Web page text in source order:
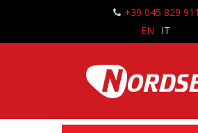
+39 045 829
EN
IT